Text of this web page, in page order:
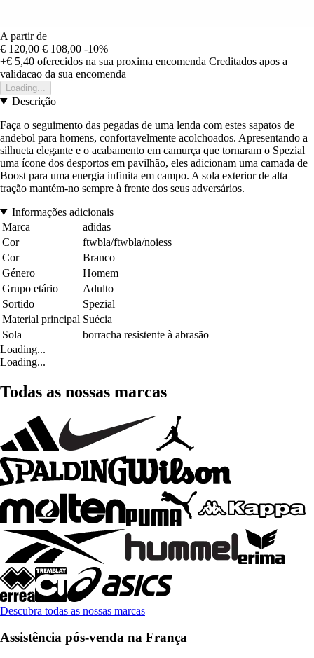
A partir de
€ 120,00 € 108,00 -10%
+€ 5,40 oferecidos na sua proxima encomenda Creditados apos a
validacao da sua encomenda
Loading...
Descrição
Faça o seguimento das pegadas de uma lenda com estes sapatos de
andebol para homens, confortavelmente acolchoados. Apresentando a
silhueta elegante e o acabamento em camurça que tornaram o Spezial
uma ícone dos desportos em pavilhão, eles adicionam uma camada de
Boost para uma energia infinita em campo. A sola exterior de alta
tração mantém-no sempre à frente dos seus adversários.
Informações adicionais
Marca
adidas
Cor
ftwbla/ftwbla/noiess
Cor
Branco
Género
Homem
Grupo etário
Adulto
Sortido
Spezial
Material principal Suécia
Sola
borracha resistente à abrasão
Loading...
Loading...
Todas as nossas marcas
Descubra todas as nossas marcas
Assistência pós-venda na França